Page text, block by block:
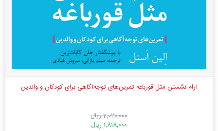
آرام نشستن مثل قورباغه تمرین‌های توجه‌آگاهی برای کودکان و والدین
2,020,000 ریال
1,818,000 ریال